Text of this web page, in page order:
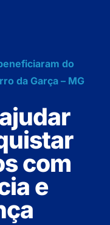
do
da Garça – MG
com
e